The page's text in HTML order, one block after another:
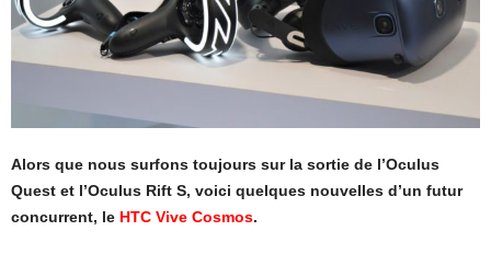
Alors que nous surfons toujours sur la sortie de l’Oculus
Quest et l’Oculus Rift S, voici quelques nouvelles d’un futur
concurrent, le HTC Vive Cosmos.